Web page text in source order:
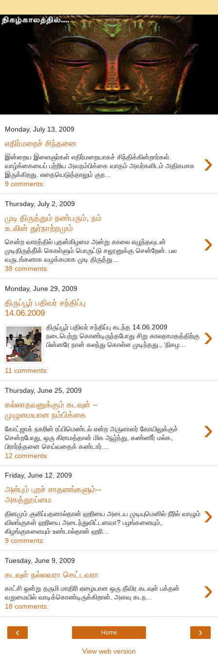
Monday, July 13, 2009
எதிர்மறைச் சிந்தனை
›
இன்றைய இளைஞர்கள் எதிர்மறையாகச் சிந்திக்கின்றார்கள்.
வாழ்க்கையைப் பற்றிய அவநம்பிக்கை வாதம் அவர்களிடம் அதிகமாக
இருக்கிறது. எதையெடுத்தாலும் குற...
9 comments:
Thursday, July 2, 2009
முடி திருத்தும் நண்பரும், நம்
உடலின் துர்நாற்றமும்
›
சென்ற வாரத்தில் புதன்கிழமை அன்று காலை எழுந்தவுடன்
முடிதிருத்தி்க் கொள்ளும் பொருட்டு சலூனுக்கு சென்றேன். பல
வருடங்களாக வழக்கமாக முடி திருத்து...
38 comments:
Monday, June 29, 2009
திருப்பூர் பதிவர் சந்திப்பு
14.06.2009
›
திருப்பூர் பதிவர் சந்திப்பு கடந்த 14.06.2009
நடைபெற்று கொண்டிருந்தபோது சிறு காலதாமதத்திற்கு
பின்னரே நான் கலந்து கொள்ள முடிந்தது., ‘நிகழ...
11 comments:
Thursday, June 25, 2009
கல்லாதவனுக்கும் கடவுள் –
முழுமையான நம்பிக்கை
›
கோட்ஜாக் நகரின் ரப்பிமெண்டல் என்ற அருளாளர் கோயிலுக்குச்
சென்றபோது, ஒரு கிராமத்தான் மிக ஆழ்ந்து, கண்ணீர் மல்க,
பிரார்த்தனை செய்வதைக் கண்டார்....
12 comments:
Friday, June 12, 2009
அன்பும் புறச் சாதனங்களும்--
அகத்தூய்மை
›
தினமும் குளிப்பதனால்தான் ஹரியை அடைய முடியுமெனில் நீரில் வாழும்
விலங்குகள் ஹரியை அடைந்துவிட்டனவா? பழங்களையும்,
கிழங்குகளையும் உண்டால்தான் ஹரி...
9 comments:
Tuesday, June 9, 2009
கடவுள் நல்லவரா கெட்டவரா ›
காட்சி ஒன்று தருமி மாதிரி ஏழையான ஒரு தீவிர கடவுள் பக்தன்
வறுமையில் வாடிக்கொண்டிருக்கிறான். அளவு கடந...
18 comments:
‹ ›
Home
View web version